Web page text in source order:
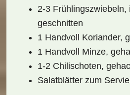
2-3 Frühlingszwiebeln,
geschnitten
1 Handvoll Koriander,
1 Handvoll Minze,
1-2 Chilischoten,
Salatblätter zum